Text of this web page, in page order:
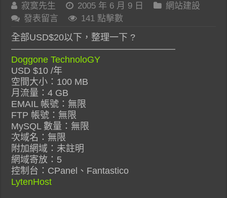
寂寞先生 2005 年 6 月 9 日
網站建設
發表留言
141 點擊數
全部USD$20以下，整理一下 ?
——————————————————
Doggone TechnoloGY
USD $10 /年
空間大小：100 MB
月流量：4 GB
EMAIL 帳號：無限
FTP 帳號：無限
MySQL 數量：無限
次域名：無限
附加網域：未註明
網域寄放：5
控制台：CPanel、Fantastico
LytenHost